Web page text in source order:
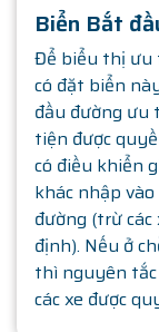
Biển Bắt
Để biểu thị ưu
có đặt biển
đầu đường ưu
tiện được
có điều khiển
khác nhập
đường (trừ
định). Nếu ở
thì nguyên
các xe được